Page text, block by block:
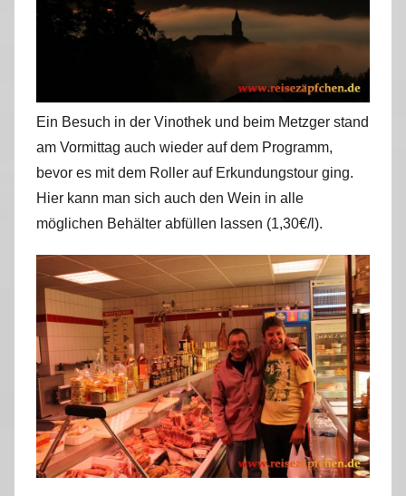
Ein Besuch in der Vinothek und beim Metzger stand
am Vormittag auch wieder auf dem Programm,
bevor es mit dem Roller auf Erkundungstour ging.
Hier kann man sich auch den Wein in alle
möglichen Behälter abfüllen lassen (1,30€/l).